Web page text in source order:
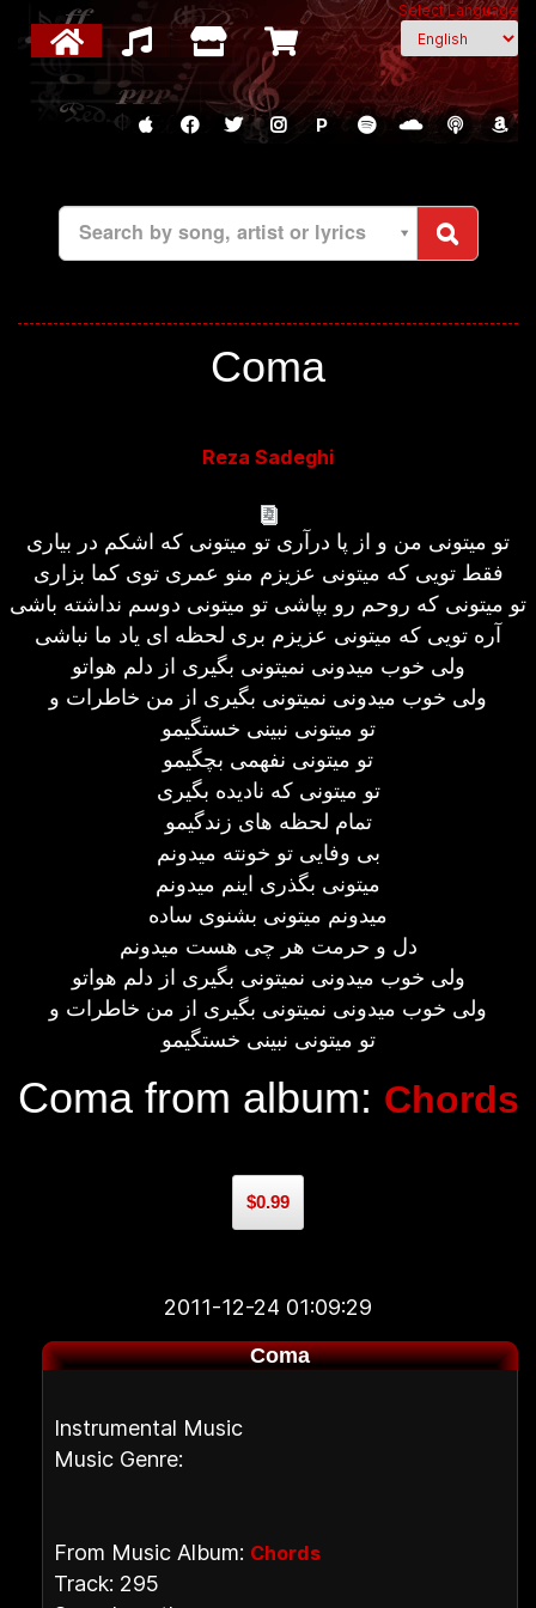
Select Language
P
Search by song, artist or lyrics
Coma
Reza Sadeghi
تو میتونی من و از پا درآری تو میتونی که اشکم در بیاری
فقط تویی که میتونی عزیزم منو عمری توی کما بزاری
تو میتونی که روحم رو بپاشی تو میتونی دوسم نداشته باشی
آره تویی که میتونی عزیزم بری لحظه ای یاد ما نباشی
ولی خوب میدونی نمیتونی بگیری از دلم هواتو
ولی خوب میدونی نمیتونی بگیری از من خاطرات و
تو میتونی نبینی خستگیمو
تو میتونی نفهمی بچگیمو
تو میتونی که نادیده بگیری
تمام لحظه های زندگیمو
بی وفایی تو خونته میدونم
میتونی بگذری اینم میدونم
میدونم میتونی بشنوی ساده
دل و حرمت هر چی هست میدونم
ولی خوب میدونی نمیتونی بگیری از دلم هواتو
ولی خوب میدونی نمیتونی بگیری از من خاطرات و
تو میتونی نبینی خستگیمو
Coma from album: Chords
$0.99
2011-12-24 01:09:29
Coma
Instrumental Music
Music Genre:
From Music Album: Chords
Track: 295